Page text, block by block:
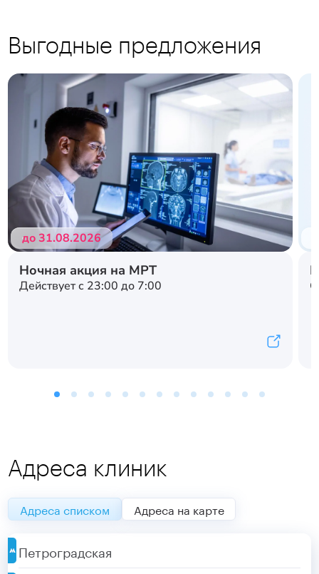
Выгодные предложения
до 31.08.2026
Ночная акция на МРТ
Действует с 23:00 до 7:00
Адреса клиник
Адреса списком Адреса на карте
Петроградская